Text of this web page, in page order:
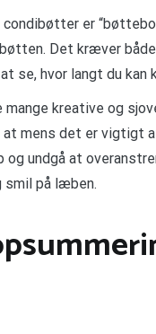
er
Det kræver
se, hvor langt du
kreative og
mens det er vigtigt
undgå at
smil på læben.